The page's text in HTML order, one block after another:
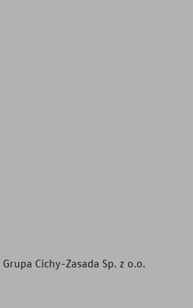
Grupa Cichy-Zasada Sp. z o.o.